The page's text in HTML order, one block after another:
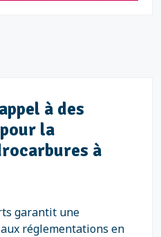
à des
la
à
garantit une
réglementations en